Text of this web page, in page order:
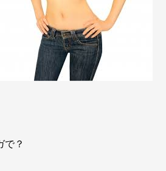
で？